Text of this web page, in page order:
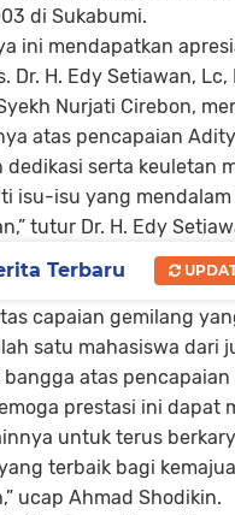
di Sukabumi.
ini mendapatkan
Dr. H. Edy Setiawan, Lc,
Nurjati Cirebon,
atas pencapaian
dedikasi serta keuletan
isu-isu yang
tutur Dr. H. Edy
M.H.I, Ketua Jurusan
menyampaikan
capaian gemilang
satu mahasiswa dari
bangga atas
prestasi ini dapat
untuk terus
terbaik bagi
ucap Ahmad Shodikin.
Terbaru